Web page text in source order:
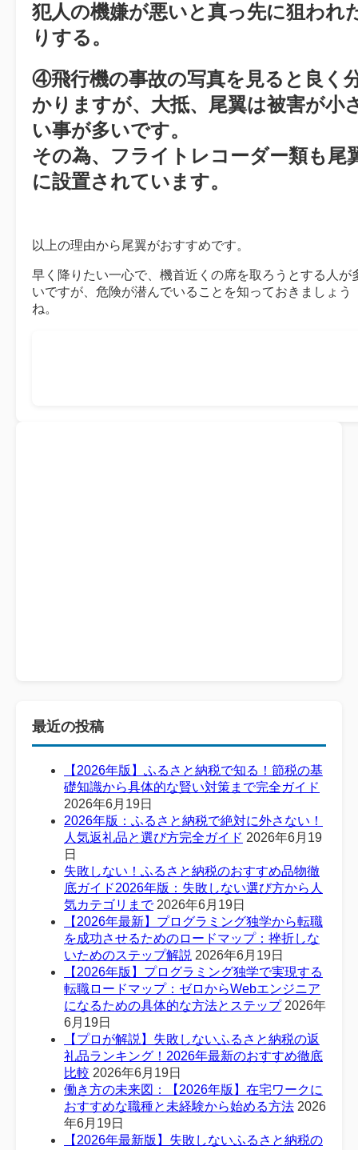
犯人の機嫌が悪いと真っ先に狙われ
りする。
④飛行機の事故の写真を見ると良く
かりますが、大抵、尾翼は被害が小
い事が多いです。
その為、フライトレコーダー類も尾
に設置されています。
以上の理由から尾翼がおすすめです。
早く降りたい一心で、機首近くの席を取ろうとする人が
いですが、危険が潜んでいることを知っておきましょう
ね。
最近の投稿
【2026年版】ふるさと納税で知る！節税の基
礎知識から具体的な賢い対策まで完全ガイド
2026年6月19日
2026年版：ふるさと納税で絶対に外さない！
人気返礼品と選び方完全ガイド 2026年6月19
日
失敗しない！ふるさと納税のおすすめ品物徹
底ガイド2026年版：失敗しない選び方から人
気カテゴリまで 2026年6月19日
【2026年最新】プログラミング独学から転職
を成功させるためのロードマップ：挫折しな
いためのステップ解説 2026年6月19日
【2026年版】プログラミング独学で実現する
転職ロードマップ：ゼロからWebエンジニア
になるための具体的な方法とステップ 2026年
6月19日
【プロが解説】失敗しないふるさと納税の返
礼品ランキング！2026年最新のおすすめ徹底
比較 2026年6月19日
働き方の未来図：【2026年版】在宅ワークに
おすすめな職種と未経験から始める方法 2026
年6月19日
【2026年最新版】失敗しないふるさと納税の